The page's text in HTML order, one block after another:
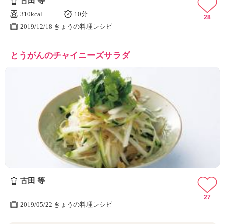
310kcal
10分
2019/12/18 きょうの料理レシピ
28
とうがんのチャイニーズサラダ
古田 等
2019/05/22 きょうの料理レシピ
27